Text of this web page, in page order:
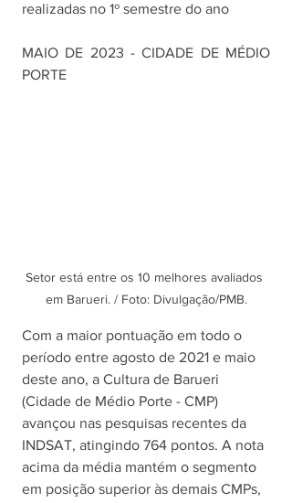
realizadas no 1º semestre do ano
MAIO DE 2023 - CIDADE DE MÉDIO
PORTE
Setor está entre os 10 melhores avaliados
em Barueri. / Foto: Divulgação/PMB.
Com a maior pontuação em todo o
período entre agosto de 2021 e maio
deste ano, a Cultura de Barueri
(Cidade de Médio Porte - CMP)
avançou nas pesquisas recentes da
INDSAT, atingindo 764 pontos. A nota
acima da média mantém o segmento
em posição superior às demais CMPs,